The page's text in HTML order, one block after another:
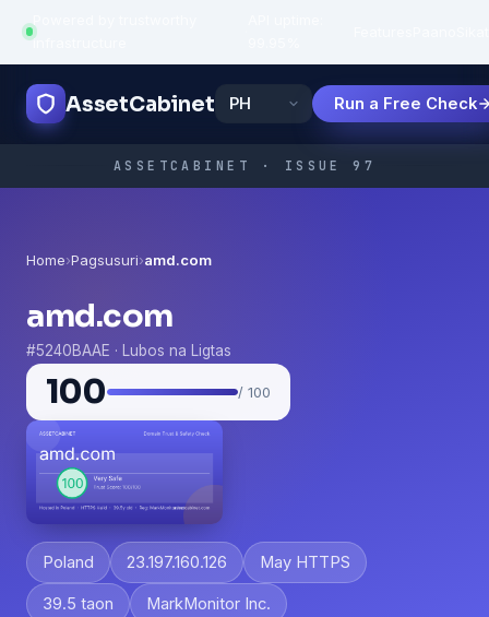
infrastructure
AssetCabinet Run a Free Check
ASSETCABINET · ISSUE 97
Home›Pagsusuri›amd.com
amd.com
#5240BAAE · Lubos na Ligtas
100 / 100
Poland 23.197.160.126 May HTTPS
39.5 taon MarkMonitor Inc.